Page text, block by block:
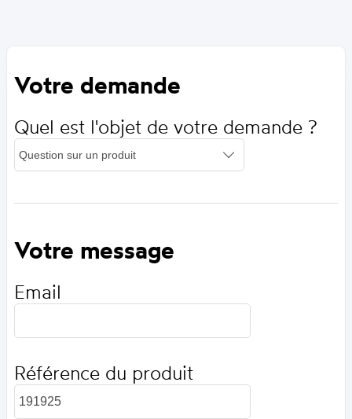
Votre demande
Quel est l'objet de votre demande ?
Votre message
Email
Référence du produit